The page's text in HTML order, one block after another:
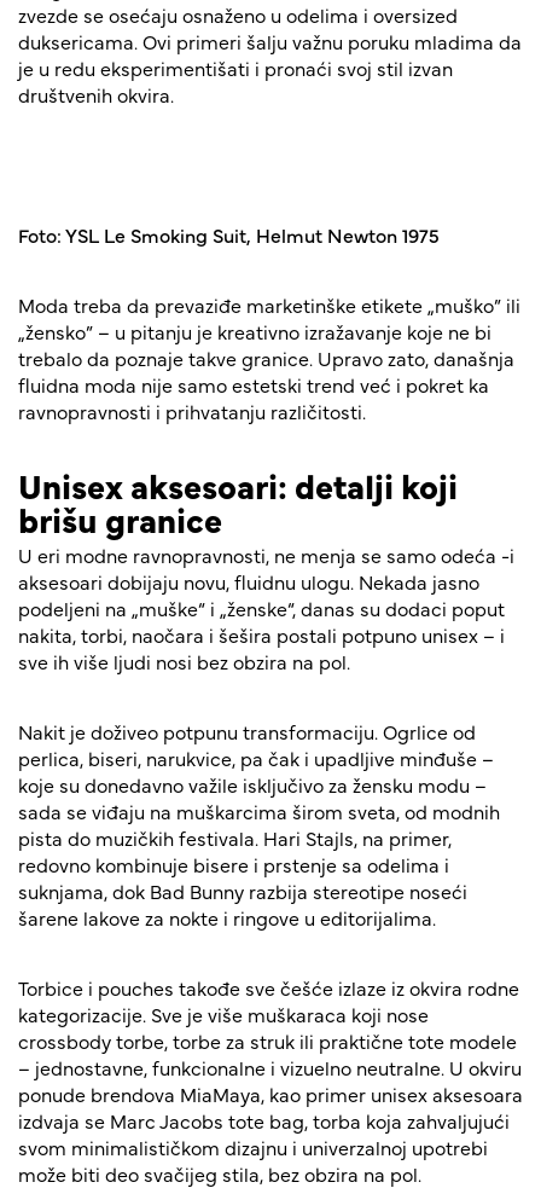
zvezde se osećaju osnaženo u odelima i oversized
duksericama. Ovi primeri šalju važnu poruku mladima da
je u redu eksperimentišati i pronaći svoj stil izvan
društvenih okvira.
Foto: YSL Le Smoking Suit, Helmut Newton 1975
Moda treba da prevaziđe marketinške etikete „muško” ili
„žensko” – u pitanju je kreativno izražavanje koje ne bi
trebalo da poznaje takve granice. Upravo zato, današnja
fluidna moda nije samo estetski trend već i pokret ka
ravnopravnosti i prihvatanju različitosti.
Unisex aksesoari: detalji koji
brišu granice
U eri modne ravnopravnosti, ne menja se samo odeća -i
aksesoari dobijaju novu, fluidnu ulogu. Nekada jasno
podeljeni na „muške“ i „ženske“, danas su dodaci poput
nakita, torbi, naočara i šešira postali potpuno unisex – i
sve ih više ljudi nosi bez obzira na pol.
Nakit je doživeo potpunu transformaciju. Ogrlice od
perlica, biseri, narukvice, pa čak i upadljive minđuše –
koje su donedavno važile isključivo za žensku modu –
sada se viđaju na muškarcima širom sveta, od modnih
pista do muzičkih festivala. Hari Stajls, na primer,
redovno kombinuje bisere i prstenje sa odelima i
suknjama, dok Bad Bunny razbija stereotipe noseći
šarene lakove za nokte i ringove u editorijalima.
Torbice i pouches takođe sve češće izlaze iz okvira rodne
kategorizacije. Sve je više muškaraca koji nose
crossbody torbe, torbe za struk ili praktične tote modele
– jednostavne, funkcionalne i vizuelno neutralne. U okviru
ponude brendova MiaMaya, kao primer unisex aksesoara
izdvaja se Marc Jacobs tote bag, torba koja zahvaljujući
svom minimalističkom dizajnu i univerzalnoj upotrebi
može biti deo svačijeg stila, bez obzira na pol.